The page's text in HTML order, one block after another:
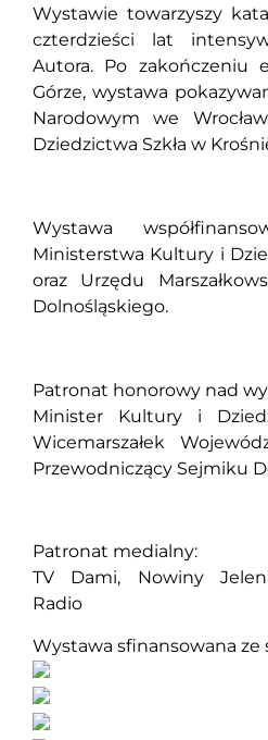
Wystawie towarzyszy
czterdzieści lat
Autora. Po zakończeniu
Górze, wystawa
Narodowym we
Dziedzictwa Szkła w
Wystawa
Ministerstwa Kultury i
oraz Urzędu
Dolnośląskiego.
Patronat honorowy nad
Minister Kultury i
Wicemarszałek
Przewodniczący Sejmiku
Patronat medialny:
TV Dami, Nowiny
Radio
Wystawa sfinansowana ze